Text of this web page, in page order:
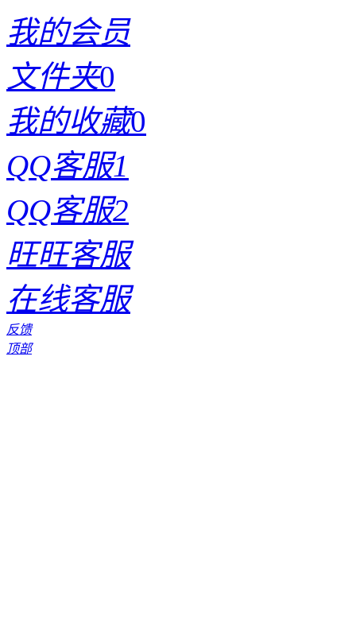
我的会员
文件夹0
我的收藏0
QQ客服1
QQ客服2
旺旺客服
在线客服
反馈
顶部